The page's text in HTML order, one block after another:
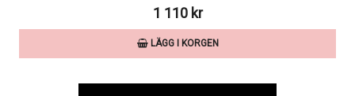
1 110 kr
LÄGG I KORGEN